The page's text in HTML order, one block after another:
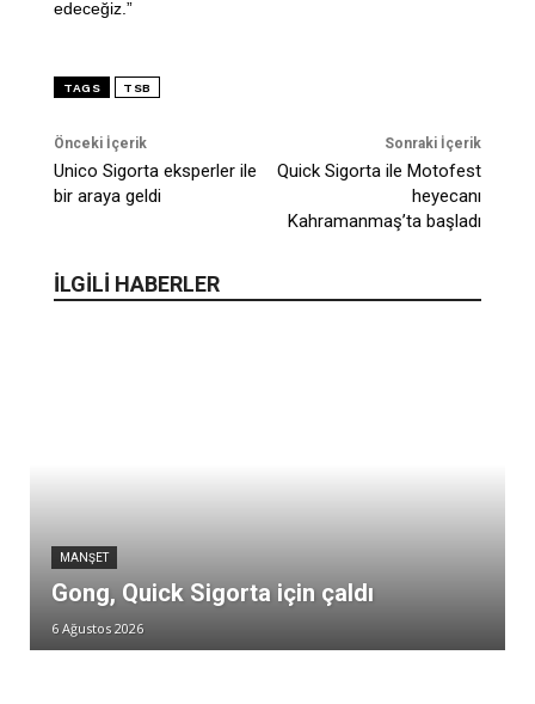
edeceğiz.”
TAGS TSB
Önceki İçerik
Unico Sigorta eksperler ile
bir araya geldi
Sonraki İçerik
Quick Sigorta ile Motofest
heyecanı
Kahramanmaş’ta başladı
İLGİLİ HABERLER
MANŞET
Gong, Quick Sigorta için çaldı
6 Ağustos 2026